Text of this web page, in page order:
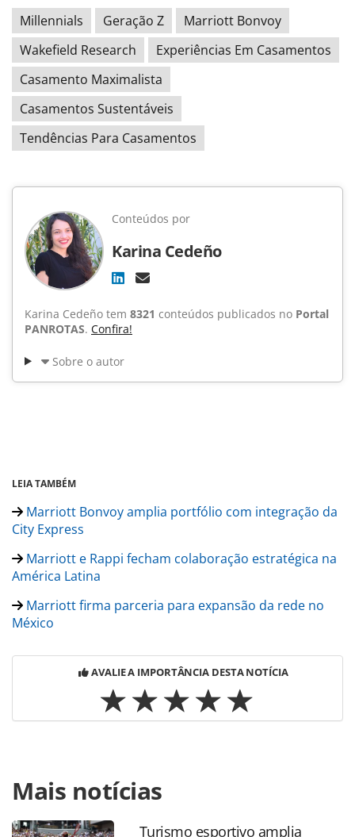
Millennials Geração Z
Marriott Bonvoy
Wakefield Research
Experiências Em Casamentos
Casamento Maximalista
Casamentos Sustentáveis
Tendências Para Casamentos
Conteúdos por
Karina Cedeño
Karina Cedeño tem 8321 conteúdos publicados no Portal
PANROTAS. Confira!
Sobre o autor
LEIA TAMBÉM
Marriott Bonvoy amplia portfólio com integração da
City Express
Marriott e Rappi fecham colaboração estratégica na
América Latina
Marriott firma parceria para expansão da rede no
México
AVALIE A IMPORTÂNCIA DESTA NOTÍCIA
https://www.panrotas.com.br/hotelaria/eventos/2023/10/
bonvoy-revela-tendencias-em-experiencias-de-casamento-
confira_200862.html ou as ferramentas oferecidas na
Mais notícias
Turismo esportivo amplia